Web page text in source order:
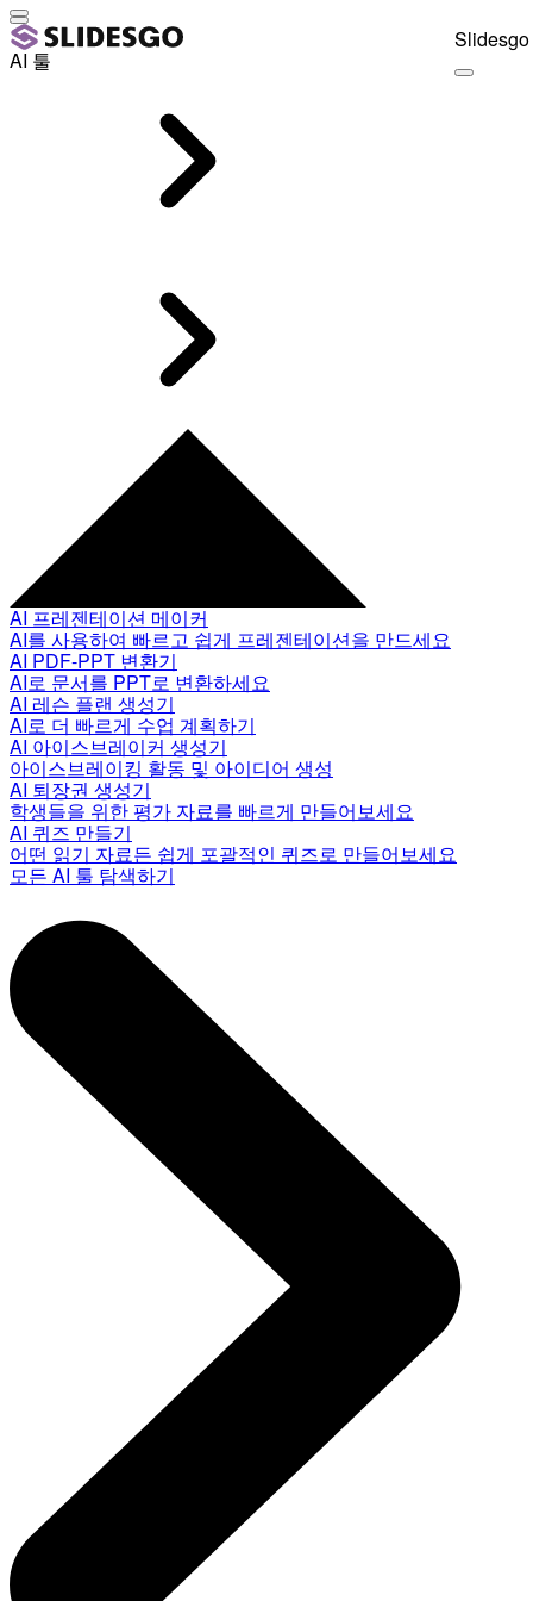
AI 툴
AI 프레젠테이션 메이커
AI를 사용하여 빠르고 쉽게 프레젠테이션을 만드세요
AI PDF-PPT 변환기
AI로 문서를 PPT로 변환하세요
AI 레슨 플랜 생성기
AI로 더 빠르게 수업 계획하기
AI 아이스브레이커 생성기
아이스브레이킹 활동 및 아이디어 생성
AI 퇴장권 생성기
학생들을 위한 평가 자료를 빠르게 만들어보세요
AI 퀴즈 만들기
어떤 읽기 자료든 쉽게 포괄적인 퀴즈로 만들어보세요
모든 AI 툴 탐색하기